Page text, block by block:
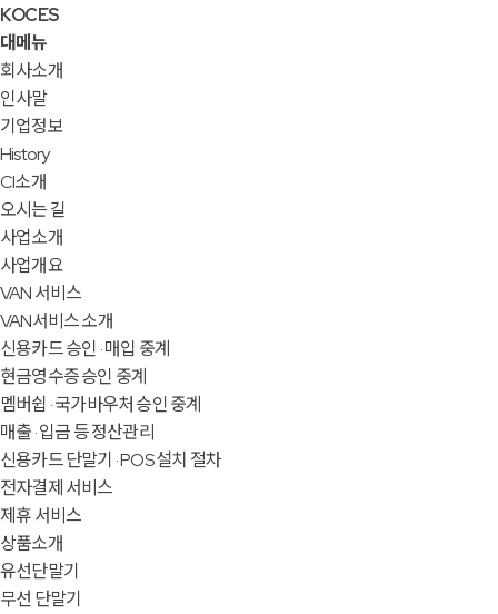
KOCES
대메뉴
회사소개
인사말
기업정보
History
CI소개
오시는 길
사업소개
사업개요
VAN 서비스
VAN서비스 소개
신용카드 승인 · 매입 중계
현금영수증 승인 중계
멤버쉽 · 국가바우처 승인 중계
매출 · 입금 등 정산관리
신용카드 단말기 · POS 설치 절차
전자결제 서비스
제휴 서비스
상품소개
유선단말기
무선 단말기